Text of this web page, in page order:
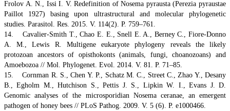
Frolov A. N., Issi I. V. Redefinition of Nosema pyrausta (Perezia pyraustae
Paillot 1927) basing upon ultrastructural and molecular phylogenetic
studies. Parasitol. Res. 2015. V. 114(2). P. 759–761.
14. Cavalier-Smith T., Chao E. E., Snell E. A., Berney C., Fiore-Donno
A. M., Lewis R. Multigene eukaryote phylogeny reveals the likely
protozoan ancestors of opisthokonts (animals, fungi, choanozoans) and
Amoebozoa // Mol. Phylogenet. Evol. 2014. V. 81. P. 71–85.
15. Cornman R. S., Chen Y. P., Schatz M. C., Street C., Zhao Y., Desany
B., Egholm M., Hutchison S., Pettis J. S., Lipkin W. I., Evans J. D.
Genomic analyses of the microsporidian Nosema ceranae, an emergent
pathogen of honey bees // PLoS Pathog. 2009. V. 5 (6). P. e1000466.